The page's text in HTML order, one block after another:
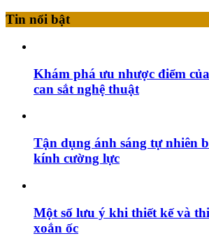
Tin nổi bật
Khám phá ưu nhược điểm
can sắt nghệ thuật
Tận dụng ánh sáng tự nhiên
kính cường lực
Một số lưu ý khi thiết kế và
xoắn ốc